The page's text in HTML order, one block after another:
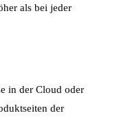
als bei jeder
in der Cloud oder
der